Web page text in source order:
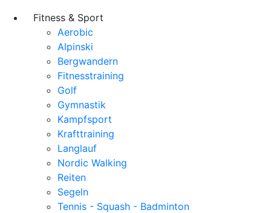
Fitness & Sport
Aerobic
Alpinski
Bergwandern
Fitnesstraining
Golf
Gymnastik
Kampfsport
Krafttraining
Langlauf
Nordic Walking
Reiten
Segeln
Tennis - Squash - Badminton